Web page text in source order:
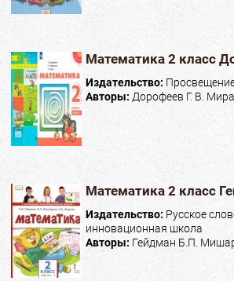
Математика 2 класс
Издательство:
Авторы: Дорофеев Г. В.
Математика 2 класс
Издательство: Русское
инновационная школа
Авторы: Гейдман Б.П.